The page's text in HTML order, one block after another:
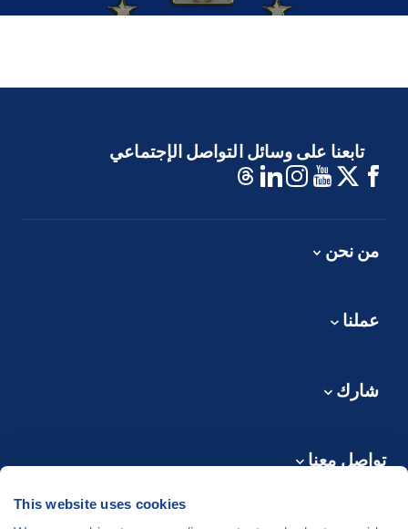
This website uses cookies
تابعنا على وسائل التواصل الإجتماعي
من نحن
عملنا
شارك
تواصل معنا